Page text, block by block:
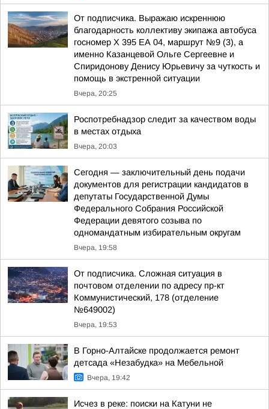
От подписчика. Выражаю искреннюю
благодарность коллективу экипажа автобуса
госномер X 395 ЕА 04, маршрут №9 (3), а
именно Казанцевой Ольге Сергеевне и
Спиридонову Денису Юрьевичу за чуткость и
помощь в экстренной ситуации
Вчера, 20:25
Роспотребнадзор следит за качеством воды
в местах отдыха
Вчера, 20:03
Сегодня — заключительный день подачи
документов для регистрации кандидатов в
депутаты Государственной Думы
Федерального Собрания Российской
Федерации девятого созыва по
одномандатным избирательным округам
Вчера, 19:58
От подписчика. Сложная ситуация в
почтовом отделении по адресу пр-кт
Коммунистический, 178 (отделение
№649002)
Вчера, 19:53
В Горно-Алтайске продолжается ремонт
детсада «Незабудка» на Мебельной
Вчера, 19:42
Исчез в реке: поиски на Катуни не